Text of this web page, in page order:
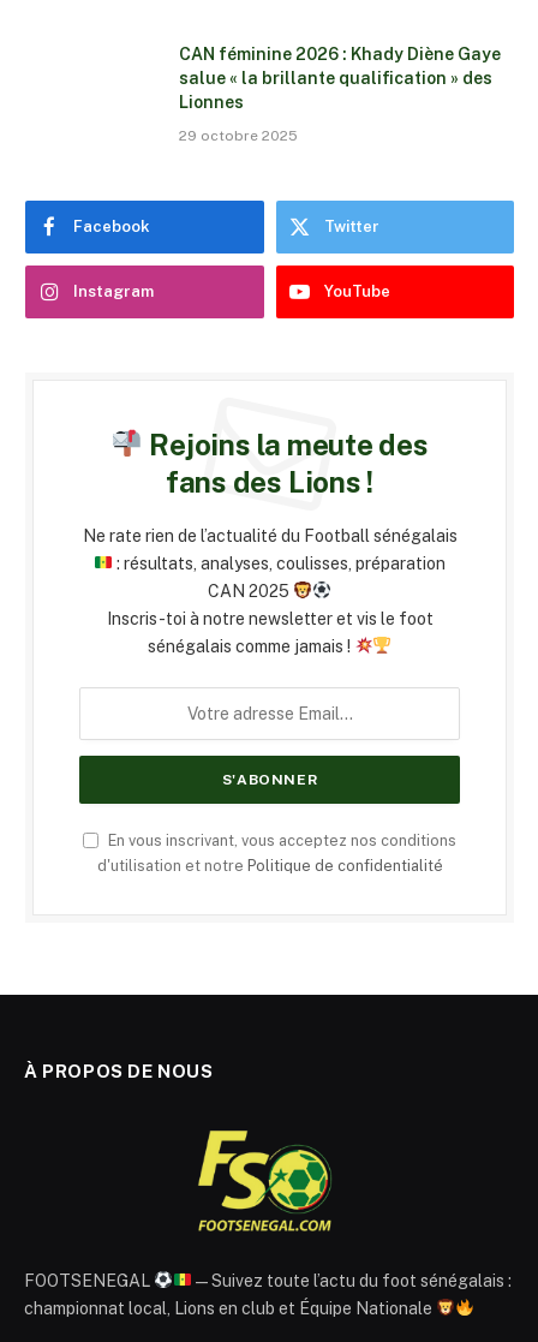
CAN féminine 2026 : Khady Diène Gaye
salue « la brillante qualification » des
Lionnes
29 octobre 2025
Facebook Twitter
Instagram YouTube
Rejoins la meute des
fans des Lions !
Ne rate rien de l’actualité du Football sénégalais
: résultats, analyses, coulisses, préparation
CAN 2025
Inscris-toi à notre newsletter et vis le foot
sénégalais comme jamais !
En vous inscrivant, vous acceptez nos conditions
d'utilisation et notre Politique de confidentialité
À PROPOS DE NOUS
FOOTSENEGAL
— Suivez toute l’actu du foot sénégalais :
championnat local, Lions en club et Équipe Nationale